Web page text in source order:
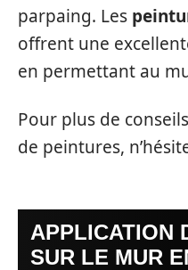
parpaing. Les
offrent une
en permettant au
Pour plus de
de peintures,
APPLICATION
SUR LE MUR